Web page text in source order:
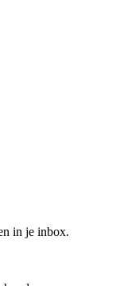
in je inbox.